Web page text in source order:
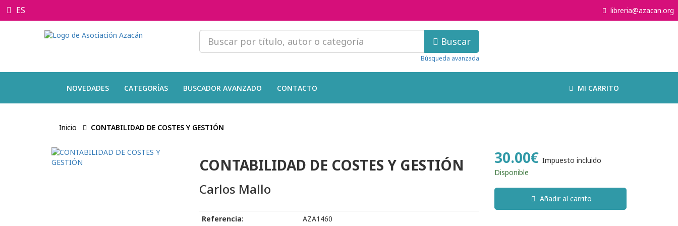
ES libreria@azacan.org
Buscar
Búsqueda avanzada
NOVEDADES CATEGORÍAS BUSCADOR AVANZADO CONTACTO MI CARRITO
Inicio CONTABILIDAD DE COSTES Y GESTIÓN
CONTABILIDAD DE COSTES Y GESTIÓN
Carlos Mallo
Referencia: AZA1460
30.00€ Impuesto incluido
Disponible
Añadir al carrito